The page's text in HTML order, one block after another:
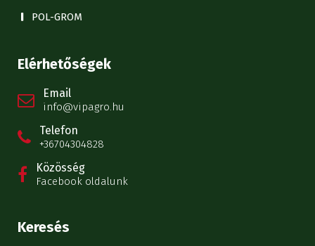
POL-GROM
Elérhetőségek
Email
info@vipagro.hu
Telefon
+36704304828
Közösség
Facebook oldalunk
Keresés